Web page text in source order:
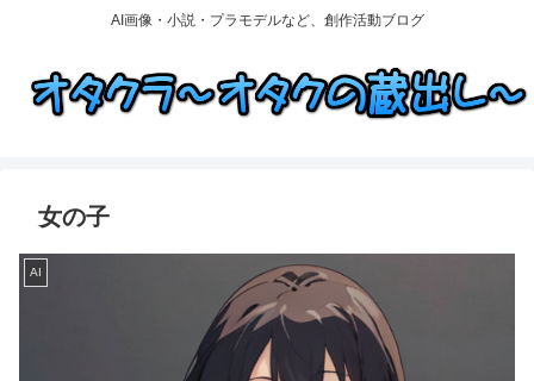
AI画像・小説・プラモデルなど、創作活動ブログ
女の子
AI